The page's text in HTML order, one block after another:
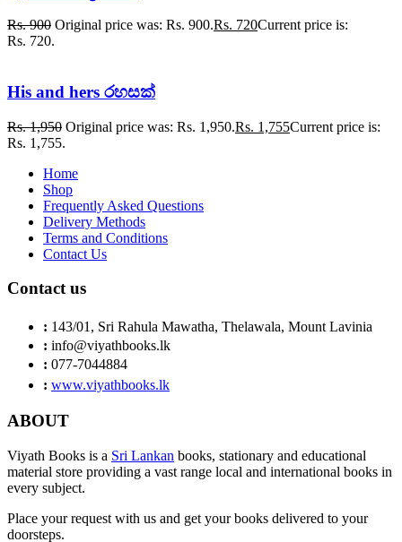
Rs.900 Original price was: Rs. 900.Rs. 720Current price is:
Rs. 720.
His and hers රහසක්
Rs.1,950 Original price was: Rs. 1,950.Rs. 1,755Current price is:
Rs. 1,755.
Home
Shop
Frequently Asked Questions
Delivery Methods
Terms and Conditions
Contact Us
Contact us
: 143/01, Sri Rahula Mawatha, Thelawala, Mount Lavinia
: info@viyathbooks.lk
: 077-7044884
: www.viyathbooks.lk
ABOUT
Viyath Books is a Sri Lankan books, stationary and educational
material store providing a vast range local and international books in
every subject.
Place your request with us and get your books delivered to your
doorsteps.